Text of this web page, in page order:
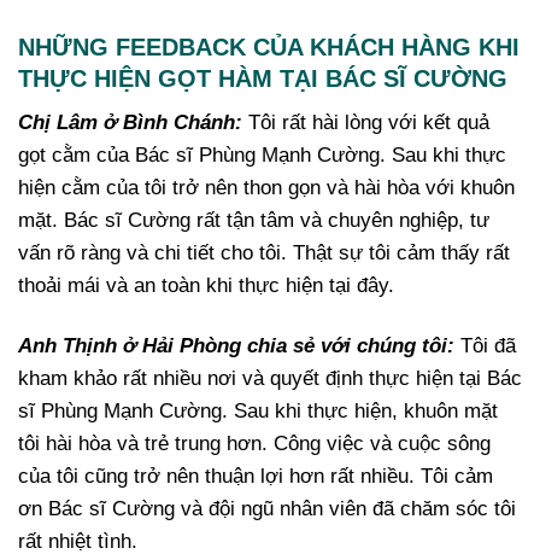
NHỮNG FEEDBACK CỦA KHÁCH HÀNG KHI
THỰC HIỆN GỌT HÀM TẠI BÁC SĨ CƯỜNG
Chị Lâm ở Bình Chánh: Tôi rất hài lòng với kết quả
gọt cằm của Bác sĩ Phùng Mạnh Cường. Sau khi thực
hiện cằm của tôi trở nên thon gọn và hài hòa với khuôn
mặt. Bác sĩ Cường rất tận tâm và chuyên nghiệp, tư
vấn rõ ràng và chi tiết cho tôi. Thật sự tôi cảm thấy rất
thoải mái và an toàn khi thực hiện tại đây.
Anh Thịnh ở Hải Phòng chia sẻ với chúng tôi: Tôi đã
kham khảo rất nhiều nơi và quyết định thực hiện tại Bác
sĩ Phùng Mạnh Cường. Sau khi thực hiện, khuôn mặt
tôi hài hòa và trẻ trung hơn. Công việc và cuộc sông
của tôi cũng trở nên thuận lợi hơn rất nhiều. Tôi cảm
ơn Bác sĩ Cường và đội ngũ nhân viên đã chăm sóc tôi
rất nhiệt tình.